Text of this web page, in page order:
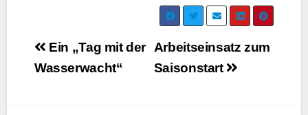
BeitragsnavigationArbeitseinsatz zum
Saisonstart
Ein „Tag mit der
Wasserwacht“